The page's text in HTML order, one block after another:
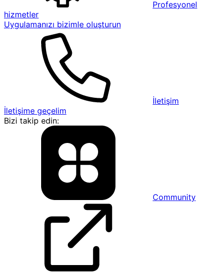
Profesyonel
hizmetler
Uygulamanızı bizimle oluşturun
İletişim
İletişime geçelim
Bizi takip edin:
Community